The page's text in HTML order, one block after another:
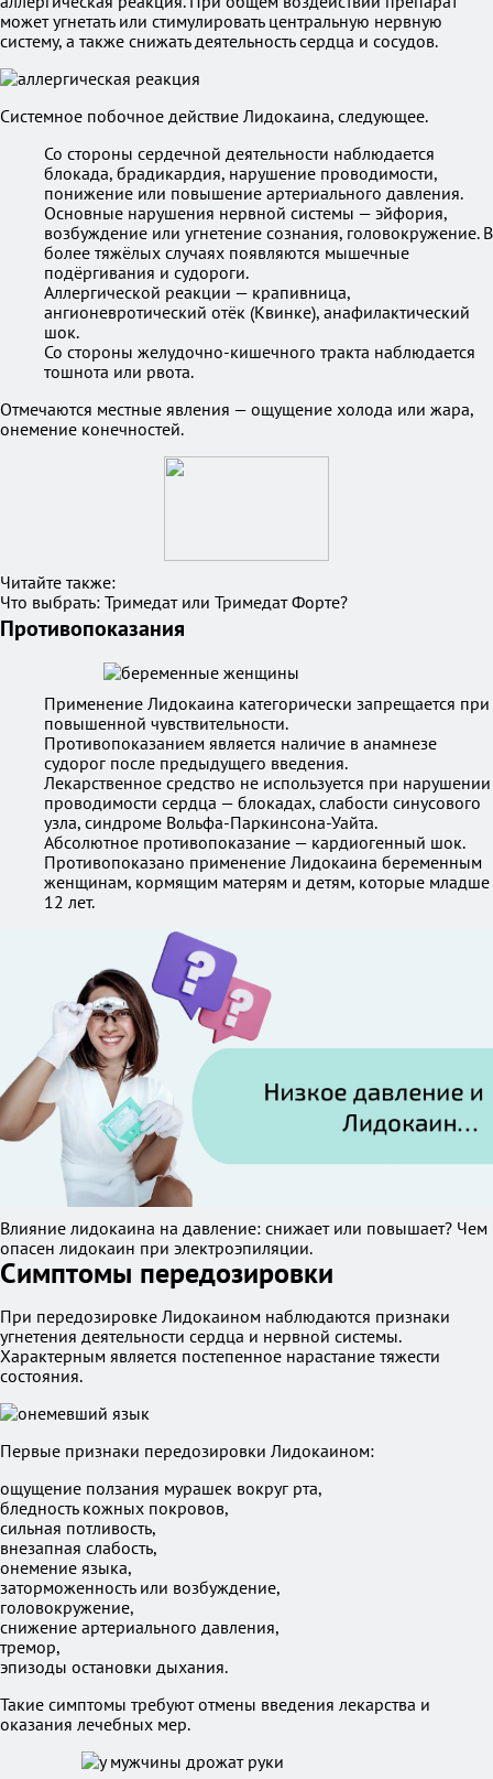
может угнетать или стимулировать центральную нервную
систему, а также снижать деятельность сердца и сосудов.
Системное побочное действие Лидокаина, следующее.
Со стороны сердечной деятельности наблюдается
блокада, брадикардия, нарушение проводимости,
понижение или повышение артериального давления.
Основные нарушения нервной системы — эйфория,
возбуждение или угнетение сознания, головокружение. В
более тяжёлых случаях появляются мышечные
подёргивания и судороги.
Аллергической реакции — крапивница,
ангионевротический отёк (Квинке), анафилактический
шок.
Со стороны желудочно-кишечного тракта наблюдается
тошнота или рвота.
Отмечаются местные явления — ощущение холода или жара,
онемение конечностей.
Читайте также:
Что выбрать: Тримедат или Тримедат Форте?
Противопоказания
Применение Лидокаина категорически запрещается при
повышенной чувствительности.
Противопоказанием является наличие в анамнезе
судорог после предыдущего введения.
Лекарственное средство не используется при нарушении
проводимости сердца — блокадах, слабости синусового
узла, синдроме Вольфа-Паркинсона-Уайта.
Абсолютное противопоказание — кардиогенный шок.
Противопоказано применение Лидокаина беременным
женщинам, кормящим матерям и детям, которые младше
12 лет.
Влияние лидокаина на давление: снижает или повышает? Чем
опасен лидокаин при электроэпиляции.
Симптомы передозировки
При передозировке Лидокаином наблюдаются признаки
угнетения деятельности сердца и нервной системы.
Характерным является постепенное нарастание тяжести
состояния.
Первые признаки передозировки Лидокаином:
ощущение ползания мурашек вокруг рта,
бледность кожных покровов,
сильная потливость,
внезапная слабость,
онемение языка,
заторможенность или возбуждение,
головокружение,
снижение артериального давления,
тремор,
эпизоды остановки дыхания.
Такие симптомы требуют отмены введения лекарства и
оказания лечебных мер.